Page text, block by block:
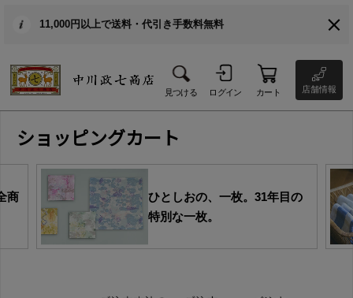
11,000円以上で送料・代引き手数料無料
見つける ログイン カート 店舗情報
ショッピングカート
商
ひとしおの、一枚。31年目の
特別な一枚。